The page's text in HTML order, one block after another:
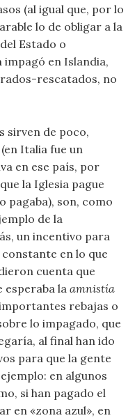
(al igual que, por lo
lo de obligar a la
Estado o
en Islandia,
rescatados, no
sirven de poco,
Italia fue un
en ese país, por
la Iglesia pague
pagaba), son, como
de la
un incentivo para
en lo que
cuenta que
esperaba laamnistía
rebajas o
lo impagado, que
al final han ido
para que la gente
en algunos
si han pagado el
en «zona azul», en